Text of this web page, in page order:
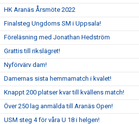
HK Aranäs Årsmöte 2022
Finalsteg Ungdoms SM i Uppsala!
Föreläsning med Jonathan Hedström
Grattis till rikslägret!
Nyförvärv dam!
Damernas sista hemmamatch i kvalet!
Knappt 200 platser kvar till kvällens match!
Över 250 lag anmälda till Aranäs Open!
USM steg 4 för våra U 18 i helgen!